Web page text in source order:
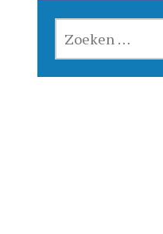
NAAR: